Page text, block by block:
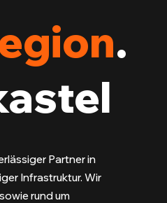
.
Partner in
Infrastruktur. Wir
rund um